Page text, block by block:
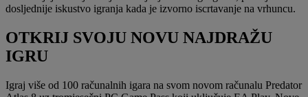
dosljednije iskustvo igranja kada je izvorno iscrtavanje na vrhuncu.
OTKRIJ SVOJU NOVU NAJDRAŽU
IGRU
Igraj više od 100 računalnih igara na svom novom računalu Predator